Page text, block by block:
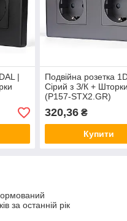
|
Подвійна розетка
Сірий з З/К + Шторки
(P157-STX2.GR)
320,36₴
Купити
за останній рік